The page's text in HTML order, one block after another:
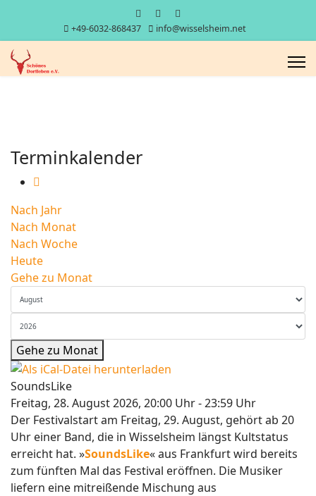
+49-6032-868437 info@wisselsheim.net
Terminkalender
Nach Jahr
Nach Monat
Nach Woche
Heute
Gehe zu Monat
Gehe zu Monat
SoundsLike
Freitag, 28. August 2026, 20:00 Uhr - 23:59 Uhr
Der Festivalstart am Freitag, 29. August, gehört ab 20
Uhr einer Band, die in Wisselsheim längst Kultstatus
erreicht hat. »SoundsLike« aus Frankfurt wird bereits
zum fünften Mal das Festival eröffnen. Die Musiker
liefern eine mitreißende Mischung aus